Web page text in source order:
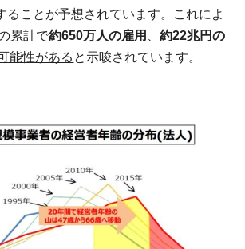
ることが予想されています。これによ
累計で約650万人の雇用 、約22兆円の
能性がある と示唆されています。